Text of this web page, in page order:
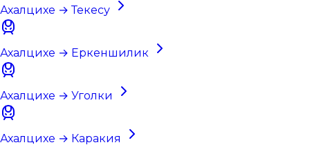
Ахалцихе → Текесу
Ахалцихе → Еркеншилик
Ахалцихе → Уголки
Ахалцихе → Каракия